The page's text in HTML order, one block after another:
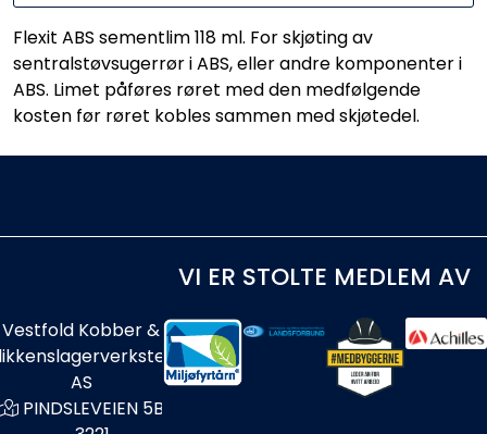
Flexit ABS sementlim 118 ml. For skjøting av
sentralstøvsugerrør i ABS, eller andre komponenter i
ABS. Limet påføres røret med den medfølgende
kosten før røret kobles sammen med skjøtedel.
VI ER STOLTE MEDLEM AV
Vestfold Kobber &
AS
PINDSLEVEIEN 5B